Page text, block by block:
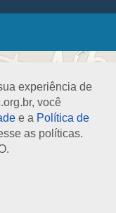
experiência de
você
e a Política de
as políticas.